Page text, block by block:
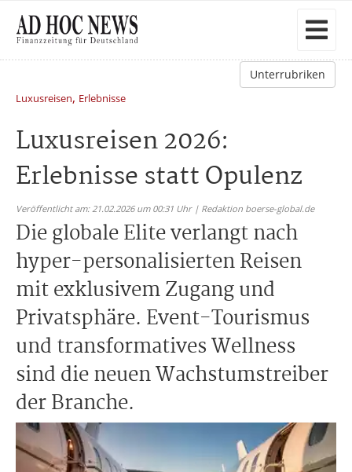
Unterrubriken
Luxusreisen, Erlebnisse
Luxusreisen 2026:
Erlebnisse statt Opulenz
Veröffentlicht am: 21.02.2026 um 00:31 Uhr | Redaktion boerse-global.de
Die globale Elite verlangt nach
hyper-personalisierten Reisen
mit exklusivem Zugang und
Privatsphäre. Event-Tourismus
und transformatives Wellness
sind die neuen Wachstumstreiber
der Branche.